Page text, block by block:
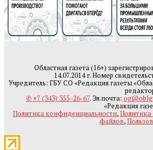
Областная газета (16+)
14.07.2014 г. Номер
Учредитель: ГБУ СО «Редакция газеты
✆ +7 (343) 355-26-67. Эл.почта:
«Редакция
Политика конфиденциальности,Политика
файлов,